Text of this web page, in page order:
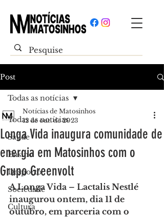
Post
Todas as notícias
Saúde
Ensino
Desporto
Sociedade
Cultura
Todas as notícias
Longa Vida inaugura comunidade de
energia em Matosinhos com o
Grupo Greenvolt
Notícias de Matosinhos
12 de out. de 2023
A Longa Vida – Lactalis Nestlé
inaugurou ontem, dia 11 de
outubro, em parceria com o